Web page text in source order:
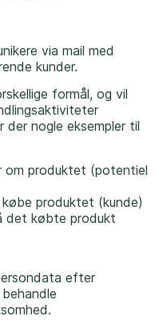
via mail med
kunder.
formål, og vil
nogle eksempler til
om produktet (potentiel
produktet (kunde)
det købte produkt
efter